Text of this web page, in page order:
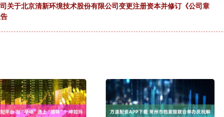
关于北京清新环境技术股份有限公司变更注册资本并修订《公司章